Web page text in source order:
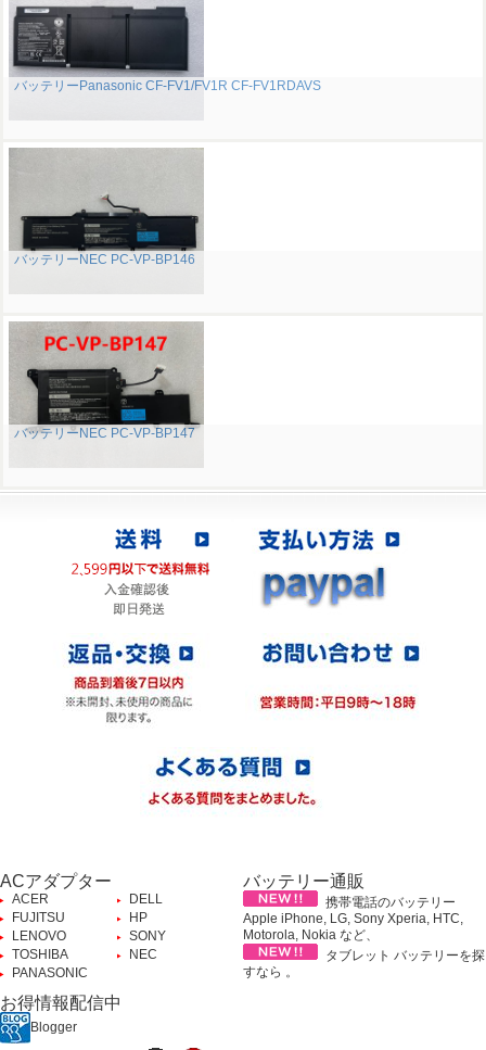
バッテリーPanasonic CF-FV1/FV1R CF-FV1RDAVS
バッテリーNEC PC-VP-BP146
バッテリーNEC PC-VP-BP147
ACアダプター
ACER
DELL
FUJITSU
HP
LENOVO
SONY
TOSHIBA
NEC
PANASONIC
バッテリー通販
携帯電話のバッテリー
Apple iPhone, LG, Sony Xperia, HTC,
Motorola, Nokia など、
タブレット バッテリーを探
すなら 。
お得情報配信中
Blogger